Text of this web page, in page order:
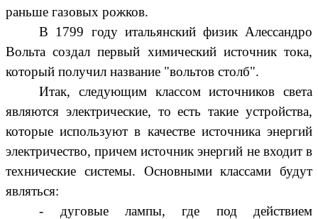
раньше газовых рожков.
В 1799 году итальянский физик Алессандро
Вольта создал первый химический источник тока,
который получил название "вольтов столб".
Итак, следующим классом источников света
являются электрические, то есть такие устройства,
которые используют в качестве источника энергий
электричество, причем источник энергий не входит в
технические системы. Основными классами будут
являться:
- дуговые лампы, где под действием